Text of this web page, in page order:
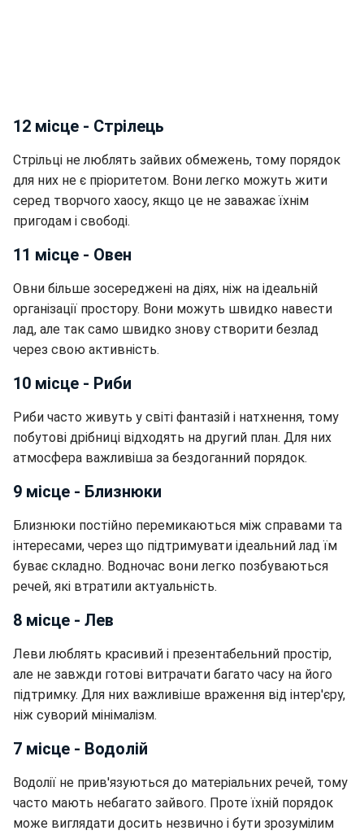
12 місце - Стрілець
Стрільці не люблять зайвих обмежень, тому порядок
для них не є пріоритетом. Вони легко можуть жити
серед творчого хаосу, якщо це не заважає їхнім
пригодам і свободі.
11 місце - Овен
Овни більше зосереджені на діях, ніж на ідеальній
організації простору. Вони можуть швидко навести
лад, але так само швидко знову створити безлад
через свою активність.
10 місце - Риби
Риби часто живуть у світі фантазій і натхнення, тому
побутові дрібниці відходять на другий план. Для них
атмосфера важливіша за бездоганний порядок.
9 місце - Близнюки
Близнюки постійно перемикаються між справами та
інтересами, через що підтримувати ідеальний лад їм
буває складно. Водночас вони легко позбуваються
речей, які втратили актуальність.
8 місце - Лев
Леви люблять красивий і презентабельний простір,
але не завжди готові витрачати багато часу на його
підтримку. Для них важливіше враження від інтер'єру,
ніж суворий мінімалізм.
7 місце - Водолій
Водолії не прив'язуються до матеріальних речей, тому
часто мають небагато зайвого. Проте їхній порядок
може виглядати досить незвично і бути зрозумілим